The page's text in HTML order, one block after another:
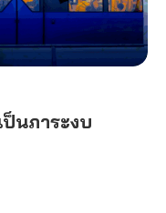
นภาระงบ